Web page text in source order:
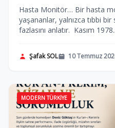
Hasta Monitör… Bir hasta
yaşananlar, yalnızca tıbbi
fazlasını anlatır. Kasım
Şafak SOL 10 Temmuz
MODERN TÜRKIYE